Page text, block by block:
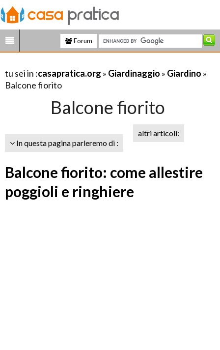
Forum
tu sei in :casapratica.org » Giardinaggio » Giardino »
Balcone fiorito
Balcone fiorito
In questa pagina parleremo di :
altri articoli:
Balcone fiorito: come allestire
poggioli e ringhiere